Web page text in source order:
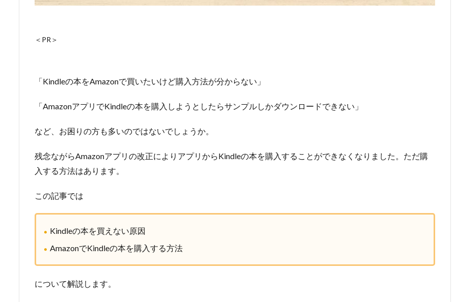
＜PR＞
「Kindleの本をAmazonで買いたいけど購入方法が分からない」
「AmazonアプリでKindleの本を購入しようとしたらサンプルしかダウンロードできない」
など、お困りの方も多いのではないでしょうか。
残念ながらAmazonアプリの改正によりアプリからKindleの本を購入することができなくなりました。ただ購
入する方法はあります。
この記事では
Kindleの本を買えない原因
AmazonでKindleの本を購入する方法
について解説します。